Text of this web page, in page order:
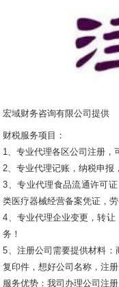
宏域财务咨询有限公司提供
财税服务项目：
1、专业代理各区公司注册，
2、专业代理记账，纳税申报
3、专业代理食品流通许可
类医疗器械经营备案凭证，
4、专业代理企业变更，转
务！
5、注册公司需要提供材料
复印件，想好公司名称，注
服务优势：我司办理公司注